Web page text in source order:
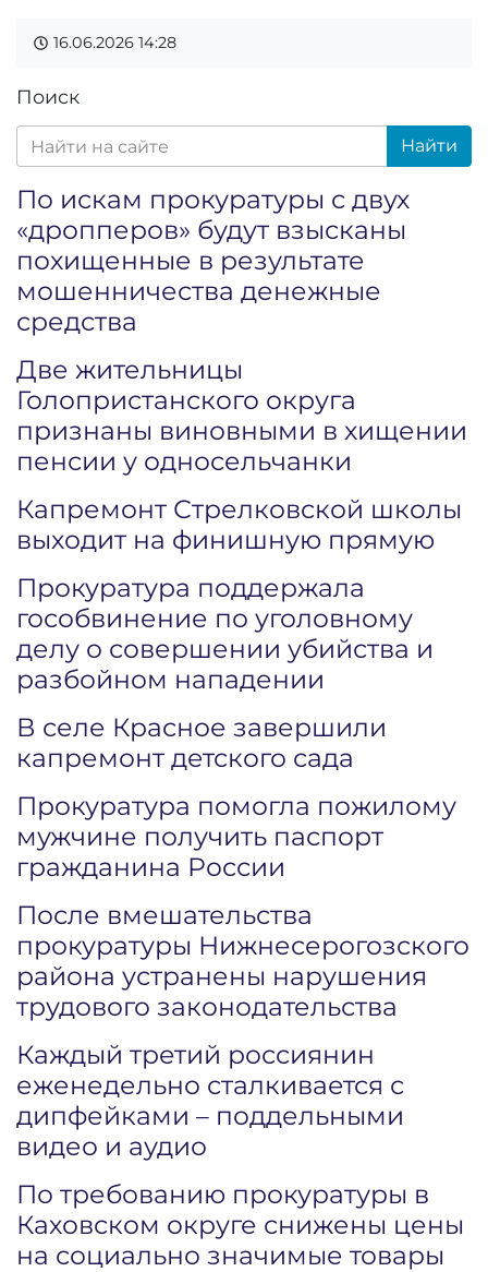
16.06.2026 14:28
Поиск
Найти
По искам прокуратуры с двух
«дропперов» будут взысканы
похищенные в результате
мошенничества денежные
средства
Две жительницы
Голопристанского округа
признаны виновными в хищении
пенсии у односельчанки
Капремонт Стрелковской школы
выходит на финишную прямую
Прокуратура поддержала
гособвинение по уголовному
делу о совершении убийства и
разбойном нападении
В селе Красное завершили
капремонт детского сада
Прокуратура помогла пожилому
мужчине получить паспорт
гражданина России
После вмешательства
прокуратуры Нижнесерогозского
района устранены нарушения
трудового законодательства
Каждый третий россиянин
еженедельно сталкивается с
дипфейками – поддельными
видео и аудио
По требованию прокуратуры в
Каховском округе снижены цены
на социально значимые товары